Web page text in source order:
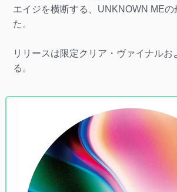
エイジを横断する、UNKNOWN MEの
た。
リリースは限定クリア・ヴァイナルお
る。